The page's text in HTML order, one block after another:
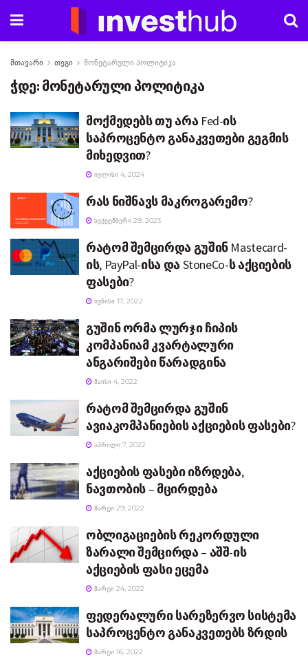
მთავარი თეგი მონეტარული პოლიტიკა
ჭდე: მონეტარული პოლიტიკა
მოქმედებს თუ არა Fed-ის
საპროცენტო განაკვეთები გეგმის
მიხედვით?
ᲘᲕᲚᲘᲡᲘ 4, 2024
რას ნიშნავს მაკროგარემო?
ᲡᲔᲥᲢᲔᲛᲑᲔᲠᲘ 29, 2023
რატომ შემცირდა გუშინ Mastecard-
ის, PayPal-ისა და StoneCo-ს აქციების
ფასები?
ᲘᲕᲜᲘᲡᲘ 17, 2022
გუშინ ორმა ლურჯი ჩიპის
კომპანიამ კვარტალური
ანგარიშები წარადგინა
ᲛᲐᲘᲡᲘ 4, 2022
რატომ შემცირდა გუშინ
ავიაკომპანიების აქციების ფასები?
ᲐᲞᲠᲘᲚᲘ 7, 2022
აქციების ფასები იზრდება,
ნავთობის – მცირდება
ᲛᲐᲠᲢᲘ 29, 2022
ობლიგაციების რეკორდული
ზარალი შემცირდა – აშშ-ის
აქციების ფასი ეცემა
ᲛᲐᲠᲢᲘ 24, 2022
ფედერალური სარეზერვო სისტემა
საპროცენტო განაკვეთებს ზრდის
ᲛᲐᲠᲢᲘ 16, 2022